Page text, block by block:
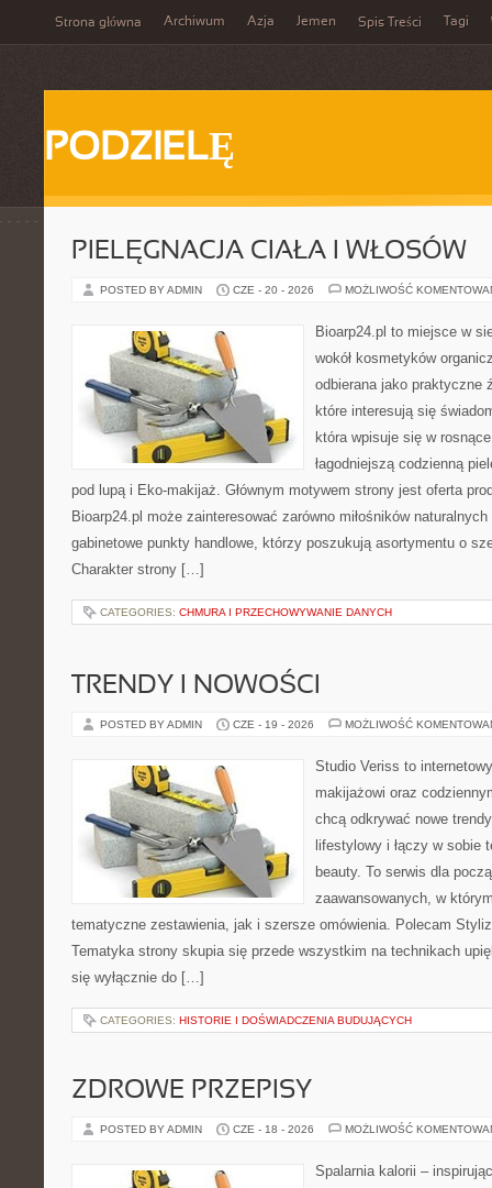
Strona główna Archiwum Azja Jemen Spis Treści Tagi
PODZIELĘ
PIELĘGNACJA CIAŁA I WŁOSÓW
POSTED BY ADMIN CZE - 20 - 2026 MOŻLIWOŚĆ
Bioarp24.pl to miejsce w
wokół kosmetyków
odbierana jako praktyczne
które interesują się
która wpisuje się w
łagodniejszą codzienną
pod lupą i Eko-makijaż. Głównym motywem strony jest oferta
Bioarp24.pl może zainteresować zarówno miłośników
gabinetowe punkty handlowe, którzy poszukują asortymentu o
Charakter strony […]
CATEGORIES: CHMURA I PRZECHOWYWANIE DANYCH
TRENDY I NOWOŚCI
POSTED BY ADMIN CZE - 19 - 2026 MOŻLIWOŚĆ
Studio Veriss to
makijażowi oraz
chcą odkrywać nowe
lifestylowy i łączy w sobie
beauty. To serwis dla
zaawansowanych, w
tematyczne zestawienia, jak i szersze omówienia. Polecam
Tematyka strony skupia się przede wszystkim na technikach
się wyłącznie do […]
CATEGORIES: HISTORIE I DOŚWIADCZENIA BUDUJĄCYCH
ZDROWE PRZEPISY
POSTED BY ADMIN CZE - 18 - 2026 MOŻLIWOŚĆ
Spalarnia kalorii –